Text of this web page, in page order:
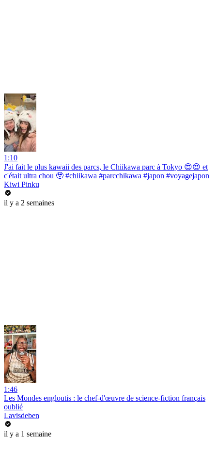
1:10
J'ai fait le plus kawaii des parcs, le Chiikawa parc à Tokyo 😍😍 et
c'était ultra chou 🥹 #chiikawa #parcchikawa #japon #voyagejapon
Kiwi Pinku
il y a 2 semaines
1:46
Les Mondes engloutis : le chef-d'œuvre de science-fiction français
oublié
Lavisdeben
il y a 1 semaine